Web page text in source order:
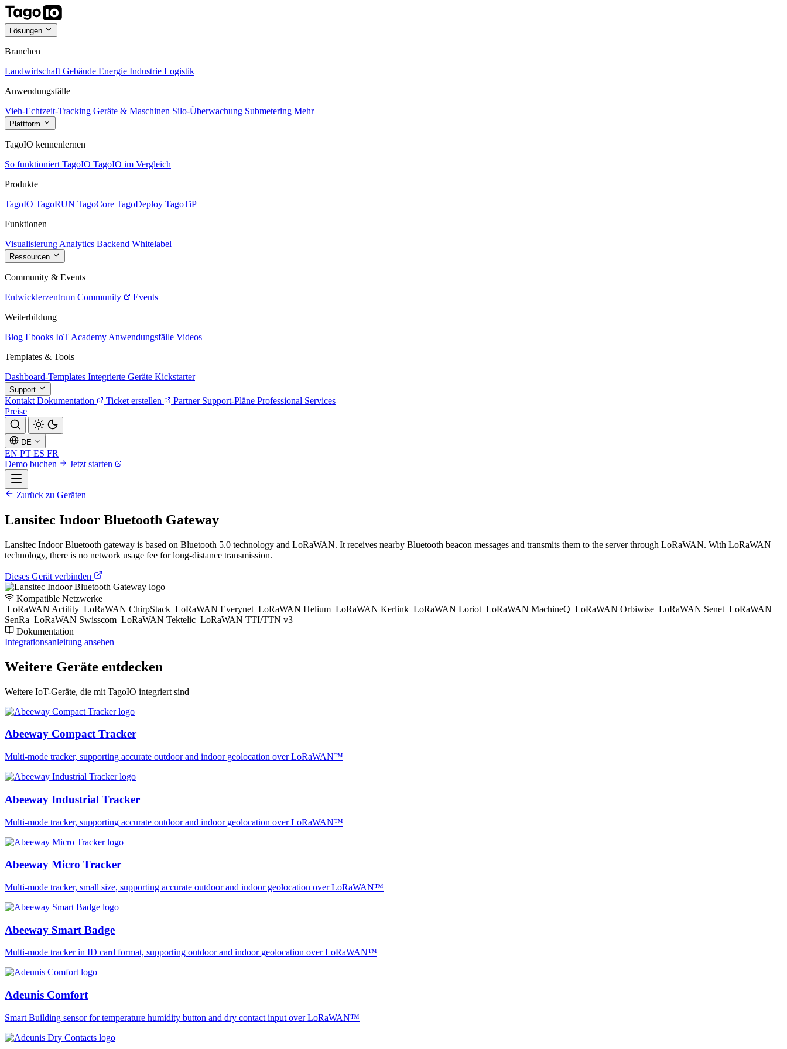
Lösungen
Branchen
Landwirtschaft Gebäude Energie Industrie Logistik
Anwendungsfälle
Vieh-Echtzeit-Tracking Geräte & Maschinen Silo-Überwachung Submetering Mehr
Plattform
TagoIO kennenlernen
So funktioniert TagoIO TagoIO im Vergleich
Produkte
TagoIO TagoRUN TagoCore TagoDeploy TagoTiP
Funktionen
Visualisierung Analytics Backend Whitelabel
Ressourcen
Community & Events
Entwicklerzentrum Community
Events
Weiterbildung
Blog Ebooks IoT Academy Anwendungsfälle Videos
Templates & Tools
Dashboard-Templates Integrierte Geräte Kickstarter
Support
Kontakt Dokumentation Ticket erstellen Partner Support-Pläne Professional Services
Preise
DE
EN PT ES FR
Demo buchen
Jetzt starten
Zurück zu Geräten
Lansitec Indoor Bluetooth Gateway
Lansitec Indoor Bluetooth gateway is based on Bluetooth 5.0 technology and LoRaWAN. It receives nearby Bluetooth beacon messages and transmits them to the server through LoRaWAN. With LoRaWAN
technology, there is no network usage fee for long-distance transmission.
Dieses Gerät verbinden
Kompatible Netzwerke
LoRaWAN Actility LoRaWAN ChirpStack LoRaWAN Everynet LoRaWAN Helium LoRaWAN Kerlink LoRaWAN Loriot LoRaWAN MachineQ LoRaWAN Orbiwise LoRaWAN Senet LoRaWAN
SenRa LoRaWAN Swisscom LoRaWAN Tektelic LoRaWAN TTI/TTN v3
Dokumentation
Integrationsanleitung ansehen
Weitere Geräte entdecken
Weitere IoT-Geräte, die mit TagoIO integriert sind
Abeeway Compact Tracker
Multi-mode tracker, supporting accurate outdoor and indoor geolocation over LoRaWAN™
Abeeway Industrial Tracker
Multi-mode tracker, supporting accurate outdoor and indoor geolocation over LoRaWAN™
Abeeway Micro Tracker
Multi-mode tracker, small size, supporting accurate outdoor and indoor geolocation over LoRaWAN™
Abeeway Smart Badge
Multi-mode tracker in ID card format, supporting outdoor and indoor geolocation over LoRaWAN™
Adeunis Comfort
Smart Building sensor for temperature humidity button and dry contact input over LoRaWAN™